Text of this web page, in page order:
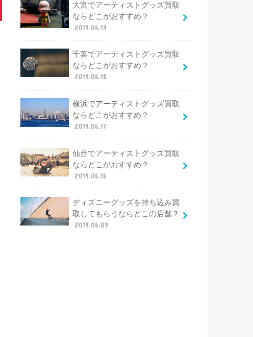
大宮でアーティストグッズ買取
ならどこがおすすめ？
2019.06.19
千葉でアーティストグッズ買取
ならどこがおすすめ？
2019.06.18
横浜でアーティストグッズ買取
ならどこがおすすめ？
2019.06.17
仙台でアーティストグッズ買取
ならどこがおすすめ？
2019.06.16
ディズニーグッズを持ち込み買
取してもらうならどこの店舗？
2019.06.09